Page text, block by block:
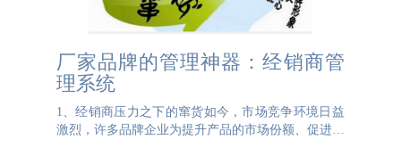
厂家品牌的管理神器：经销商管
理系统
1、经销商压力之下的窜货如今，市场竞争环境日益
激烈，许多品牌企业为提升产品的市场份额、促进销